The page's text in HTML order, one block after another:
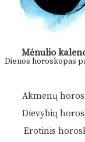
Mėnulio
Dienos horoskopas
Akmenų
Dievybių
Erotinis